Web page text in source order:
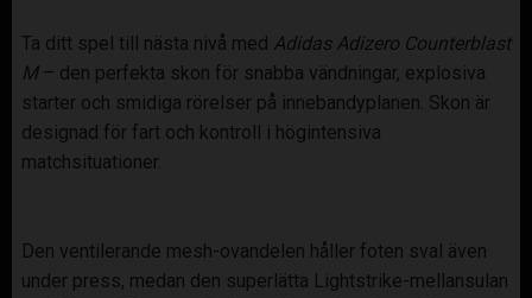
Ta ditt spel till nästa nivå med Adidas Adizero Counterblast
M– den perfekta skon för snabba vändningar, explosiva
starter och smidiga rörelser på innebandyplanen. Skon är
designad för fart och kontroll i högintensiva
matchsituationer.
Den ventilerande mesh-ovandelen håller foten sval även
under press, medan den superlätta Lightstrike-mellansulan